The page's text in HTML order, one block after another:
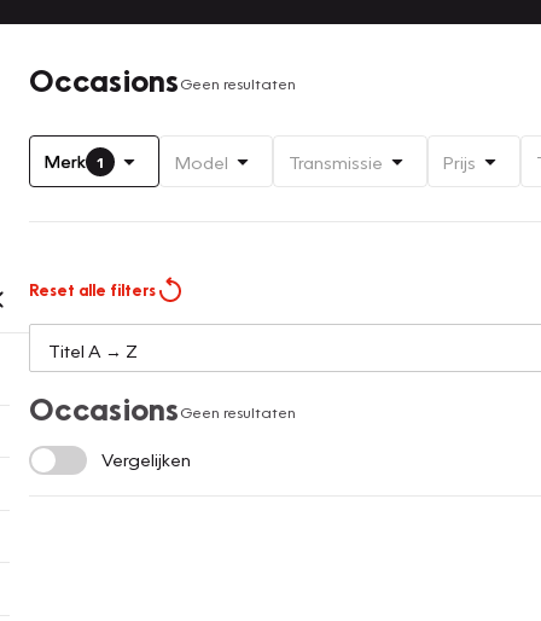
OccasionsGeen resultaten
Merk 1 Model Transmissie Prijs
Reset alle filters
OccasionsGeen resultaten
Vergelijken